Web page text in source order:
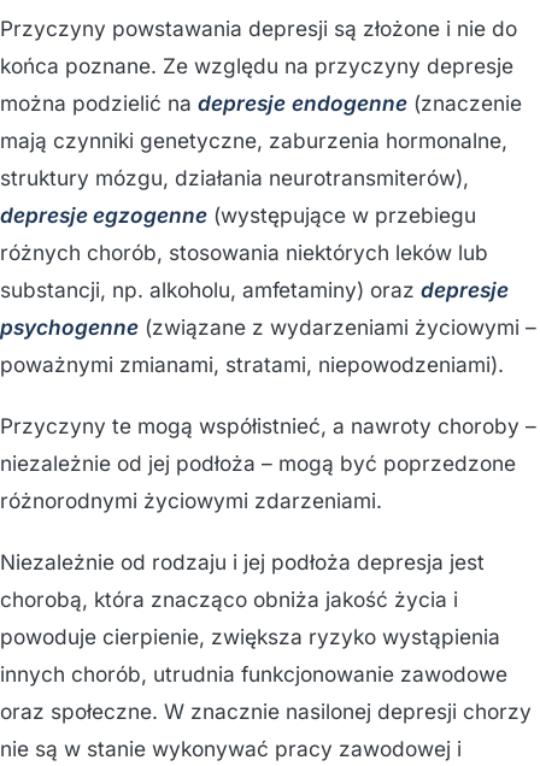
Przyczyny powstawania depresji są złożone i nie do
końca poznane. Ze względu na przyczyny depresje
można podzielić na depresje endogenne (znaczenie
mają czynniki genetyczne, zaburzenia hormonalne,
struktury mózgu, działania neurotransmiterów),
depresje egzogenne (występujące w przebiegu
różnych chorób, stosowania niektórych leków lub
substancji, np. alkoholu, amfetaminy) oraz depresje
psychogenne (związane z wydarzeniami życiowymi –
poważnymi zmianami, stratami, niepowodzeniami).
Przyczyny te mogą współistnieć, a nawroty choroby –
niezależnie od jej podłoża – mogą być poprzedzone
różnorodnymi życiowymi zdarzeniami.
Niezależnie od rodzaju i jej podłoża depresja jest
chorobą, która znacząco obniża jakość życia i
powoduje cierpienie, zwiększa ryzyko wystąpienia
innych chorób, utrudnia funkcjonowanie zawodowe
oraz społeczne. W znacznie nasilonej depresji chorzy
nie są w stanie wykonywać pracy zawodowej i